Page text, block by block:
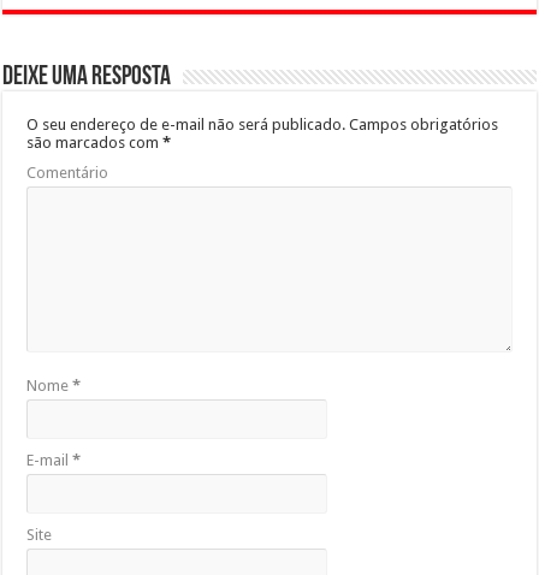
Deixe uma resposta
O seu endereço de e-mail não será publicado. Campos obrigatórios
são marcados com*
Comentário
Nome*
E-mail*
Site